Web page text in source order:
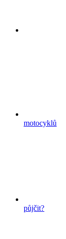
motocyklů
půjčit?